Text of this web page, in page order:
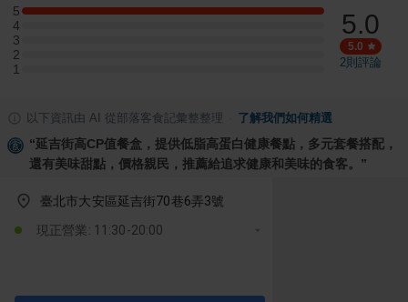
5
5 星：1 則評論
4
4 星：0 則評論
3
3 星：0 則評論
2
2 星：0 則評論
1
1 星：0 則評論
5.0
5.0
2則評論
以下資訊由 AI 從部落客食記彙整整理 了解我們如何精選
“延吉街高CP值餐盒，提供低脂高蛋白健康餐點，多元套餐搭配，
還有美味甜點，價格親民，推薦給追求健康和美味的食客。 ”
臺北市大安區延吉街70巷6弄3號
現正營業: 11:30-20:00